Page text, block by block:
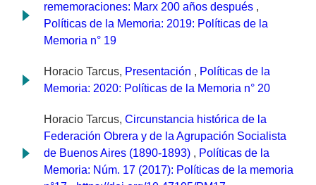
rememoraciones: Marx 200 años después ,
Políticas de la Memoria: 2019: Políticas de la
Memoria n° 19
Horacio Tarcus, Presentación , Políticas de la
Memoria: 2020: Políticas de la Memoria n° 20
Horacio Tarcus, Circunstancia histórica de la
Federación Obrera y de la Agrupación Socialista
de Buenos Aires (1890-1893) , Políticas de la
Memoria: Núm. 17 (2017): Políticas de la memoria